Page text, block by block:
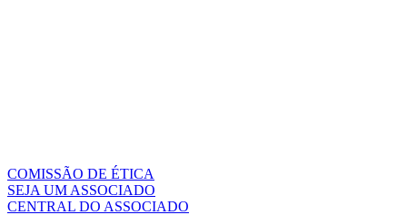
COMISSÃO DE ÉTICA
SEJA UM ASSOCIADO
CENTRAL DO ASSOCIADO